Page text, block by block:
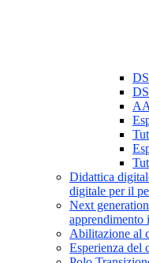
Didattica
digitale per il
Next
apprendimento
Abilitazione al
Esperienza del